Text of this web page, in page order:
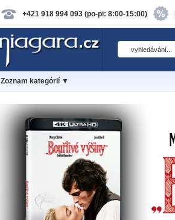
+421 918 994 093 (po-pi: 8:00-15:00)
Zoznam kategórií ▼